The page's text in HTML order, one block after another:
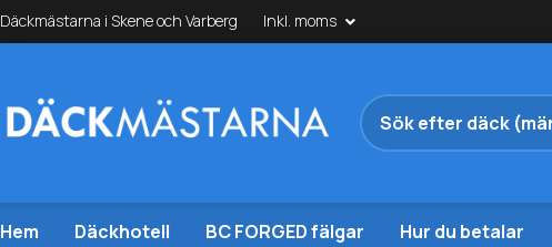
Däckmästarna i Skene och Varberg Inkl. moms
Hem Däckhotell BC FORGED fälgar Hur du betalar